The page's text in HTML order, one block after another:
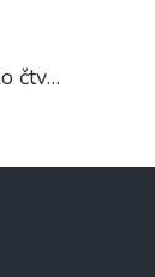
Halogenové pohyblivé svítidlo čtvercové chrom